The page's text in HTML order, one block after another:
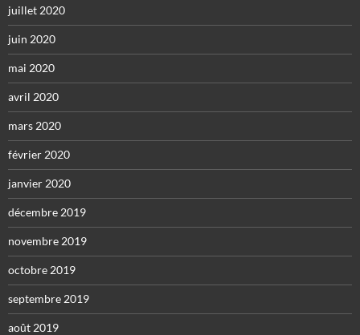
juillet 2020
juin 2020
mai 2020
avril 2020
mars 2020
février 2020
janvier 2020
décembre 2019
novembre 2019
octobre 2019
septembre 2019
août 2019